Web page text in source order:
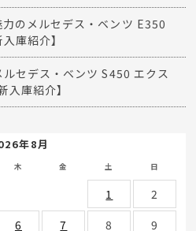
のメルセデス・ベンツ E350
庫紹介】
セデス・ベンツ S450 エクス
入庫紹介】
年8月
木 金 土 日
1
2
6 7 8 9